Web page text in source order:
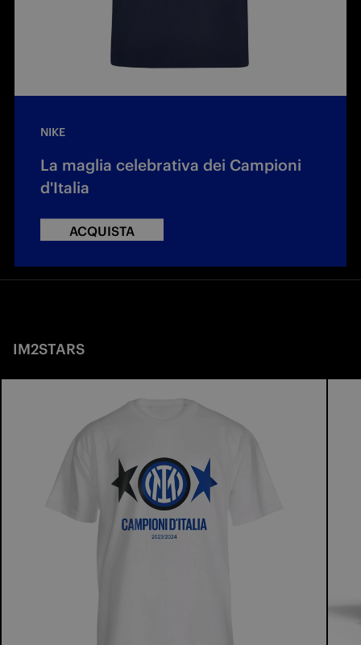
NIKE
La maglia celebrativa dei Campioni
d'Italia
ACQUISTA
IM2STARS